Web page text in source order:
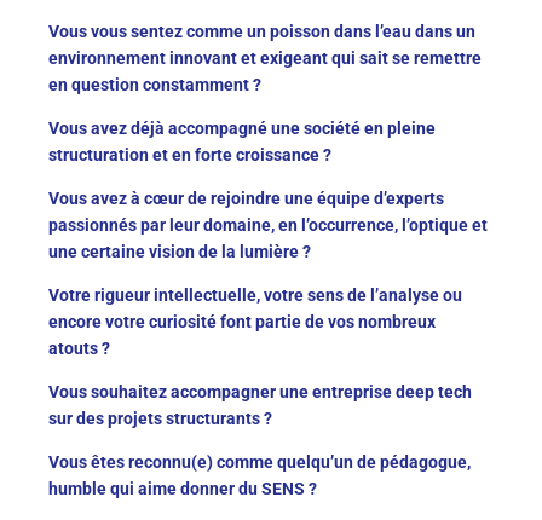
Vous vous sentez comme un poisson dans l’eau dans un
environnement innovant et exigeant qui sait se remettre
en question constamment ?
Vous avez déjà accompagné une société en pleine
structuration et en forte croissance ?
Vous avez à cœur de rejoindre une équipe d’experts
passionnés par leur domaine, en l’occurrence, l’optique et
une certaine vision de la lumière ?
Votre rigueur intellectuelle, votre sens de l’analyse ou
encore votre curiosité font partie de vos nombreux
atouts ?
Vous souhaitez accompagner une entreprise deep tech
sur des projets structurants ?
Vous êtes reconnu(e) comme quelqu’un de pédagogue,
humble qui aime donner du SENS ?